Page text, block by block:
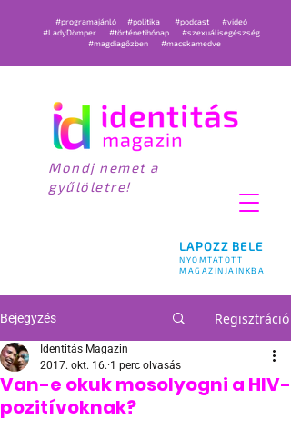
LAPOZZ BELE
NYOMTATOTT
MAGAZINJAINKBA
#programajánló #politika #podcast
#videó
#LadyDömper
#történetihónap
#szexuálisegészség
#magdiagőzben
#macskamedve
Mondj nemet a
gyűlöletre!
Bejegyzés Regisztráció
Van-e okuk mosolyogni a HIV-
pozitívoknak?
Identitás Magazin
2017. okt. 16. 1 perc olvasás